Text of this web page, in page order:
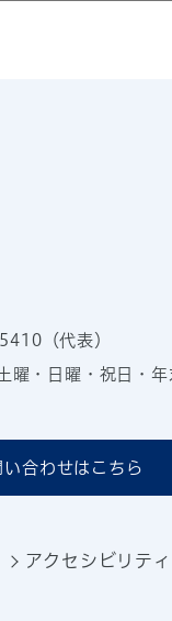
（代表）
曜・日曜・祝日・
い合わせはこちら
アクセシビリテ